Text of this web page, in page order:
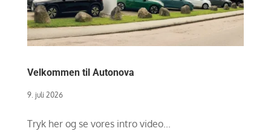
Velkommen til Autonova
9. juli 2026
Tryk her og se vores intro video...